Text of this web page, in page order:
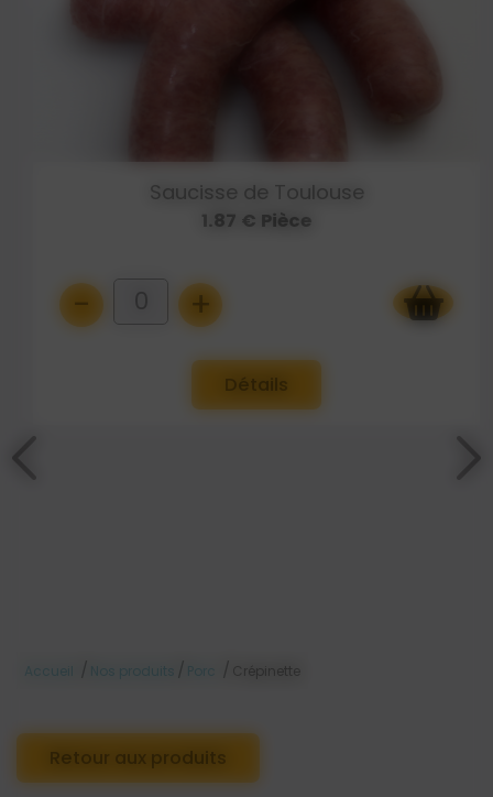
Saucisse de Toulouse
1.87 € Pièce
- 0 +
Détails
Accueil / Nos produits / / Crépinette
Retour aux produits